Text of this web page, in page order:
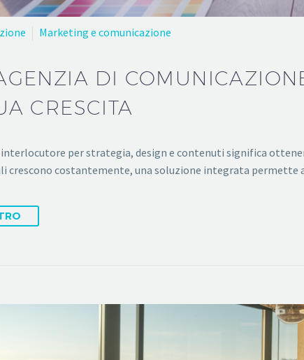
Marketing e comunicazione
DI
CRESCITA
per strategia, design e contenuti significa
crescono costantemente, una soluzione integrata